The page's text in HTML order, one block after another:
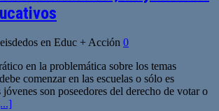
en Educ + Acción 0
en la problemática sobre los temas
comenzar en las escuelas o sólo es
son poseedores del derecho de votar o